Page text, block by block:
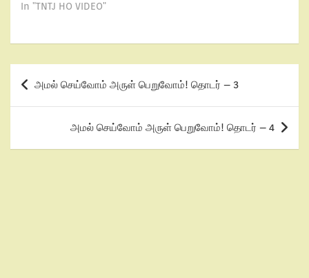
In "TNTJ HO VIDEO"
அமல் செய்வோம் அருள் பெறுவோம்! தொடர் – 3
அமல் செய்வோம் அருள் பெறுவோம்! தொடர் – 4